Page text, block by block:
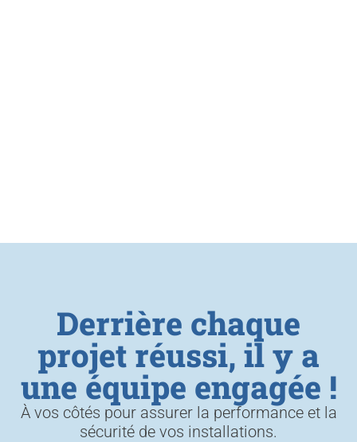
Derrière chaque
projet réussi, il y a
une équipe engagée !
À vos côtés pour assurer la performance et la
sécurité de vos installations.